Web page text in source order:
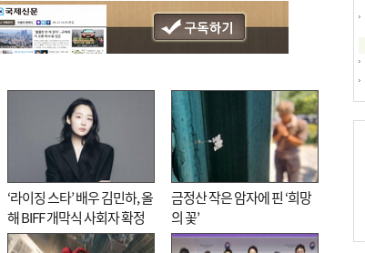
‘라이징 스타’ 배우 김민하, 올
해 BIFF 개막식 사회자 확정
금정산 작은 암자에 핀 ‘희망
의 꽃’